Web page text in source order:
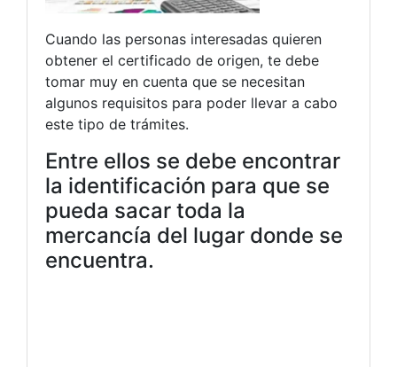
Cuando las personas interesadas quieren
obtener el certificado de origen, te debe
tomar muy en cuenta que se necesitan
algunos requisitos para poder llevar a cabo
este tipo de trámites.
Entre ellos se debe encontrar
la identificación para que se
pueda sacar toda la
mercancía del lugar donde se
encuentra.